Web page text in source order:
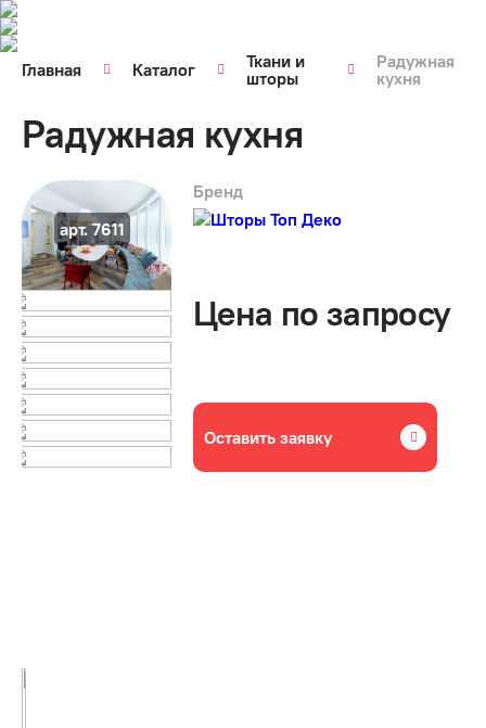
Главная Каталог
Ткани и
шторы
Радужная
кухня
Радужная кухня
арт. 7611
Бренд
Цена по запросу
Оставить заявку